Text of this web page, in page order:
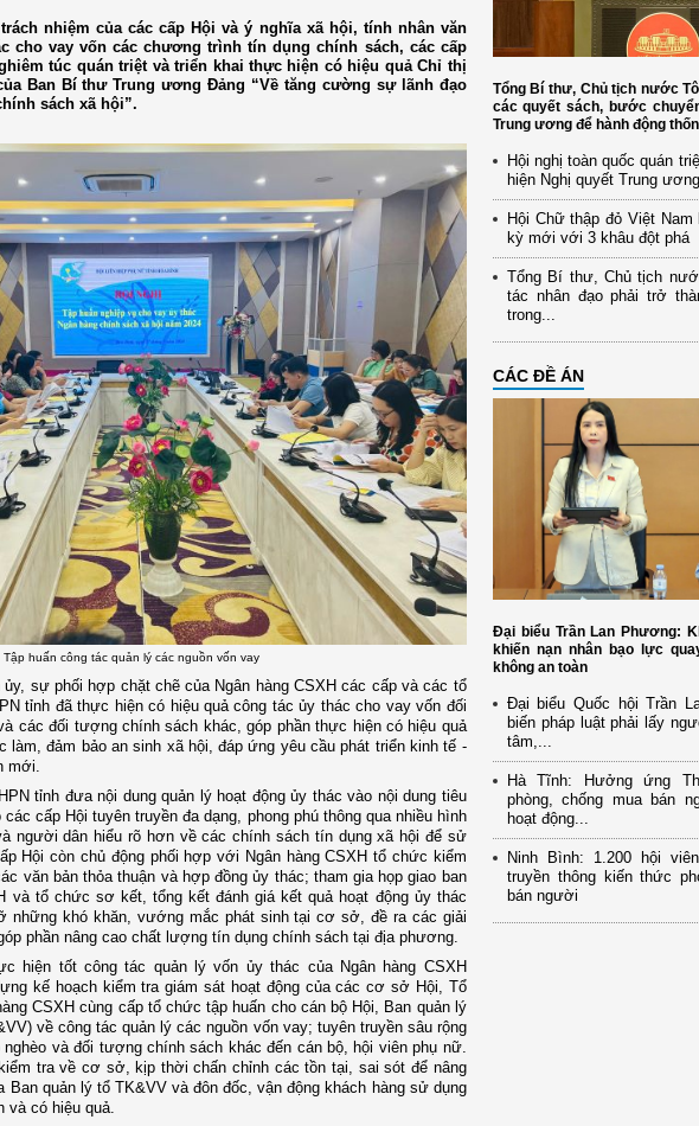
nhiệm của các cấp Hội và ý nghĩa xã hội, tính nhân văn
cho vay vốn các chương trình tín dụng chính sách, các cấp
túc quán triệt và triển khai thực hiện có hiệu quả Chỉ thị
của Ban Bí thư Trung ương Đảng “Về tăng cường sự lãnh đạo
sách xã hội”.
Tập huấn công tác quản lý các nguồn vốn vay
sự phối hợp chặt chẽ của Ngân hàng CSXH các cấp và các tổ
tỉnh đã thực hiện có hiệu quả công tác ủy thác cho vay vốn đối
các đối tượng chính sách khác, góp phần thực hiện có hiệu quả
làm, đảm bảo an sinh xã hội, đáp ứng yêu cầu phát triển kinh tế -
mới.
tỉnh đưa nội dung quản lý hoạt động ủy thác vào nội dung tiêu
cấp Hội tuyên truyền đa dạng, phong phú thông qua nhiều hình
người dân hiểu rõ hơn về các chính sách tín dụng xã hội để sử
Hội còn chủ động phối hợp với Ngân hàng CSXH tổ chức kiểm
văn bản thỏa thuận và hợp đồng ủy thác; tham gia họp giao ban
và tổ chức sơ kết, tổng kết đánh giá kết quả hoạt động ủy thác
những khó khăn, vướng mắc phát sinh tại cơ sở, đề ra các giải
phần nâng cao chất lượng tín dụng chính sách tại địa phương.
hiện tốt công tác quản lý vốn ủy thác của Ngân hàng CSXH
kế hoạch kiểm tra giám sát hoạt động của các cơ sở Hội, Tổ
CSXH cùng cấp tổ chức tập huấn cho cán bộ Hội, Ban quản lý
về công tác quản lý các nguồn vốn vay; tuyên truyền sâu rộng
và đối tượng chính sách khác đến cán bộ, hội viên phụ nữ.
tra về cơ sở, kịp thời chấn chỉnh các tồn tại, sai sót để nâng
Ban quản lý tổ TK&VV và đôn đốc, vận động khách hàng sử dụng
và có hiệu quả.
Tổng Bí thư, Chủ tịch nước
các quyết sách, bước
Trung ương để hành động
Hội nghị toàn quốc quán
hiện Nghị quyết Trung
Hội Chữ thập đỏ Việt
kỳ mới với 3 khâu đột phá
Tổng Bí thư, Chủ tịch
tác nhân đạo phải trở
trong...
CÁC ĐỀ ÁN
Đại biểu Trần Lan Phương:
khiến nạn nhân bạo lực
không an toàn
Đại biểu Quốc hội Trần
biến pháp luật phải lấy
tâm,...
Hà Tĩnh: Hưởng ứng
phòng, chống mua bán
hoạt động...
Ninh Bình: 1.200 hội
truyền thông kiến thức
bán người